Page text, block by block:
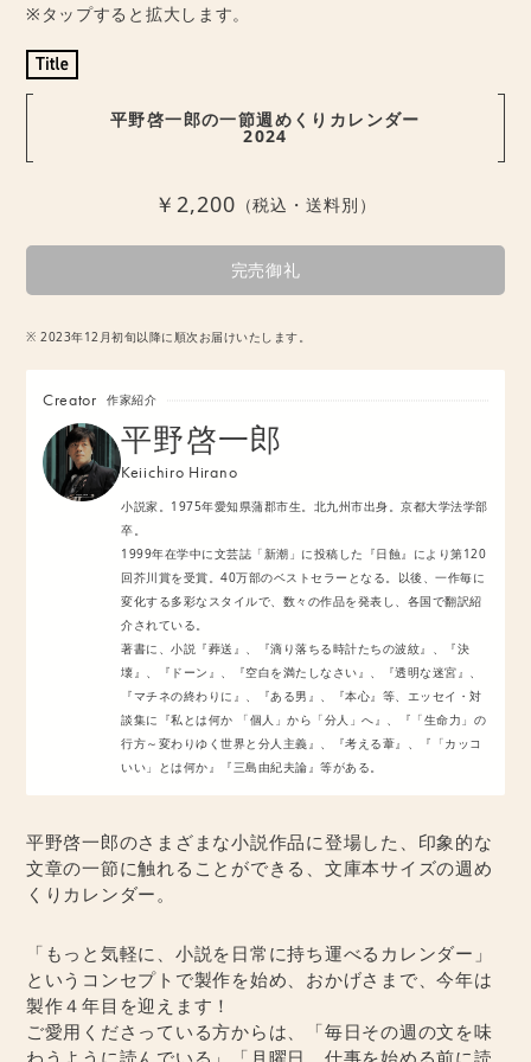
※タップすると拡大します。
平野啓一郎の一節週めくりカレンダー
2024
￥2,200 （税込・送料別）
完売御礼
※ 2023年12月初旬以降に順次お届けいたします。
Creator 作家紹介
平野啓一郎
Keiichiro Hirano
小説家。1975年愛知県蒲郡市生。北九州市出身。京都大学法学部
卒。
1999年在学中に文芸誌「新潮」に投稿した『日蝕』により第120
回芥川賞を受賞。40万部のベストセラーとなる。以後、一作毎に
変化する多彩なスタイルで、数々の作品を発表し、各国で翻訳紹
介されている。
著書に、小説『葬送』、『滴り落ちる時計たちの波紋』、『決
壊』、『ドーン』、『空白を満たしなさい』、『透明な迷宮』、
『マチネの終わりに』、『ある男』、『本心』等、エッセイ・対
談集に『私とは何か 「個人」から「分人」へ』、『「生命力」の
行方～変わりゆく世界と分人主義』、『考える葦』、『「カッコ
いい」とは何か』『三島由紀夫論』等がある。
平野啓一郎のさまざまな小説作品に登場した、印象的な
文章の一節に触れることができる、文庫本サイズの週め
くりカレンダー。
「もっと気軽に、小説を日常に持ち運べるカレンダー」
というコンセプトで製作を始め、おかげさまで、今年は
製作４年目を迎えます！
ご愛用くださっている方からは、「毎日その週の文を味